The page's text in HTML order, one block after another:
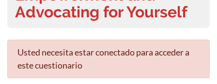
Advocating for Yourself
Usted necesita estar conectado para acceder a
este cuestionario